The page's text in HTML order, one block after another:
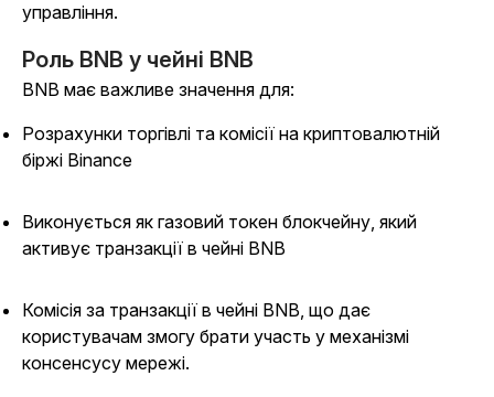
управління.
Роль BNB у чейні BNB
BNB має важливе значення для:
Розрахунки торгівлі та комісії на криптовалютній
біржі Binance
Виконується як газовий токен блокчейну, який
активує транзакції в чейні BNB
Комісія за транзакції в чейні BNB, що дає
користувачам змогу брати участь у механізмі
консенсусу мережі.